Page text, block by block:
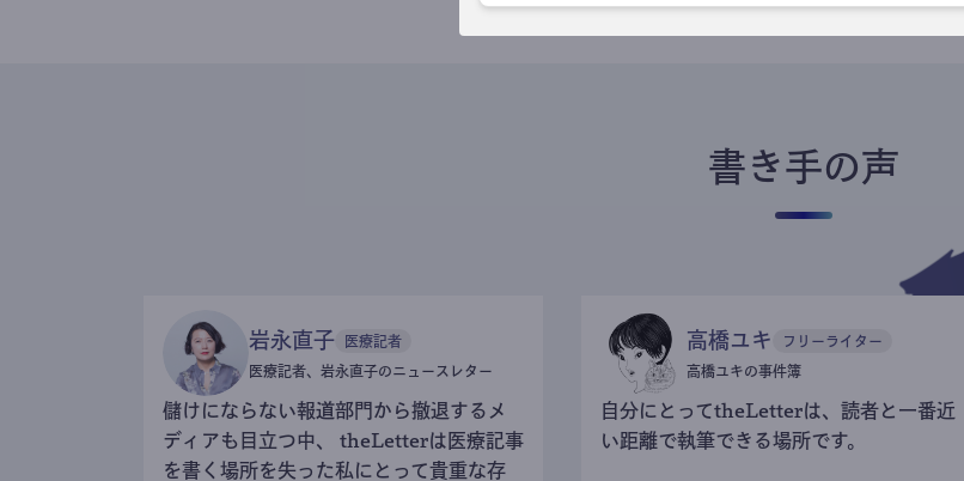
書き手の声
岩永直子 医療記者
医療記者、岩永直子のニュースレター
儲けにならない報道部門から撤退するメ
ディアも目立つ中、 theLetterは医療記事
を書く場所を失った私にとって貴重な存
高橋ユキ フリーライター
高橋ユキの事件簿
自分にとってtheLetterは、読者と一番近
い距離で執筆できる場所です。